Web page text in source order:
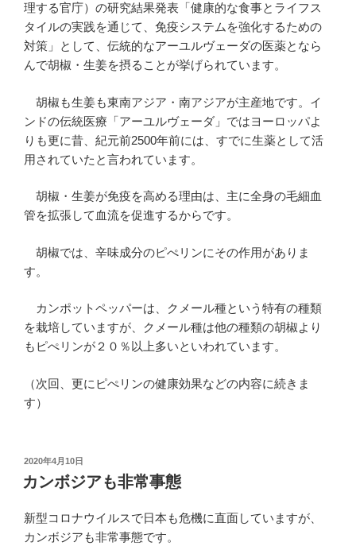
理する官庁）の研究結果発表「健康的な食事とライフス
タイルの実践を通じて、免疫システムを強化するための
対策」として、伝統的なアーユルヴェーダの医薬となら
んで胡椒・生姜を摂ることが挙げられています。
胡椒も生姜も東南アジア・南アジアが主産地です。イ
ンドの伝統医療「アーユルヴェーダ」ではヨーロッパよ
りも更に昔、紀元前2500年前には、すでに生薬として活
用されていたと言われています。
胡椒・生姜が免疫を高める理由は、主に全身の毛細血
管を拡張して血流を促進するからです。
胡椒では、辛味成分のピぺリンにその作用がありま
す。
カンポットペッパーは、クメール種という特有の種類
を栽培していますが、クメール種は他の種類の胡椒より
もピぺリンが２０％以上多いといわれています。
（次回、更にピぺリンの健康効果などの内容に続きま
す）
投
稿
日:
2020年4月10日
カンボジアも非常事態
新型コロナウイルスで日本も危機に直面していますが、
カンボジアも非常事態です。